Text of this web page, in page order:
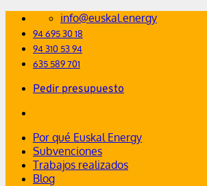
Saltar
contenido
info@euskal.energy
94 695 30 18
94 310 53 94
635 589 701
Pedir presupuesto
Por qué Euskal Energy
Subvenciones
Trabajos realizados
Blog